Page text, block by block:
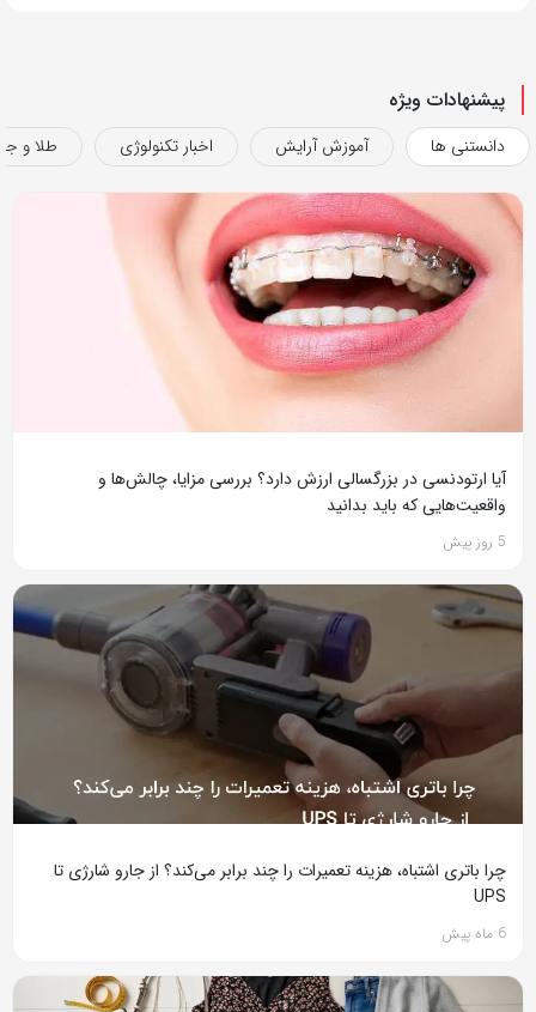
پیشنهادات ویژه
دانستنی ها آموزش آرایش اخبار تکنولوژی طلا و
آیا ارتودنسی در بزرگسالی ارزش دارد؟ بررسی مزایا، چالش‌ها و
واقعیت‌هایی که باید بدانید
5 روز پیش
چرا باتری اشتباه، هزینه تعمیرات را چند برابر می‌کند؟ از جارو شارژی تا
UPS
6 ماه پیش